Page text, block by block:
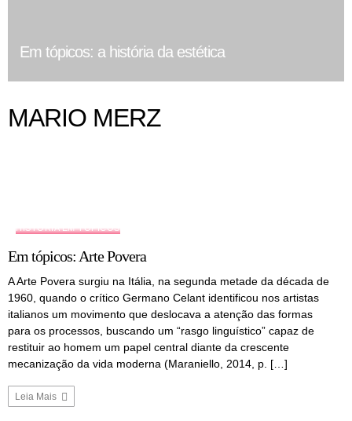
Em tópicos: a história da estética
MARIO MERZ
HISTÓRIA EM TÓPICOS
Em tópicos: Arte Povera
A Arte Povera surgiu na Itália, na segunda metade da década de
1960, quando o crítico Germano Celant identificou nos artistas
italianos um movimento que deslocava a atenção das formas
para os processos, buscando um “rasgo linguístico” capaz de
restituir ao homem um papel central diante da crescente
mecanização da vida moderna (Maraniello, 2014, p. […]
Leia Mais